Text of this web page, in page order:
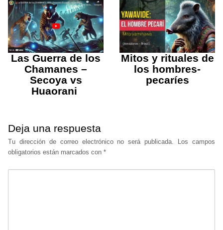
Las Guerra de los
Chamanes –
Secoya vs
Huaorani
Mitos y rituales de
los hombres-
pecaríes
Deja una respuesta
Tu dirección de correo electrónico no será publicada.
Los campos
obligatorios están marcados con *